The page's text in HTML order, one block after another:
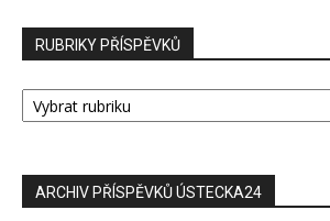
RUBRIKY PŘÍSPĚVKŮ
RUBRIKY
PŘÍSPĚVKŮ
ARCHIV PŘÍSPĚVKŮ ÚSTECKA24